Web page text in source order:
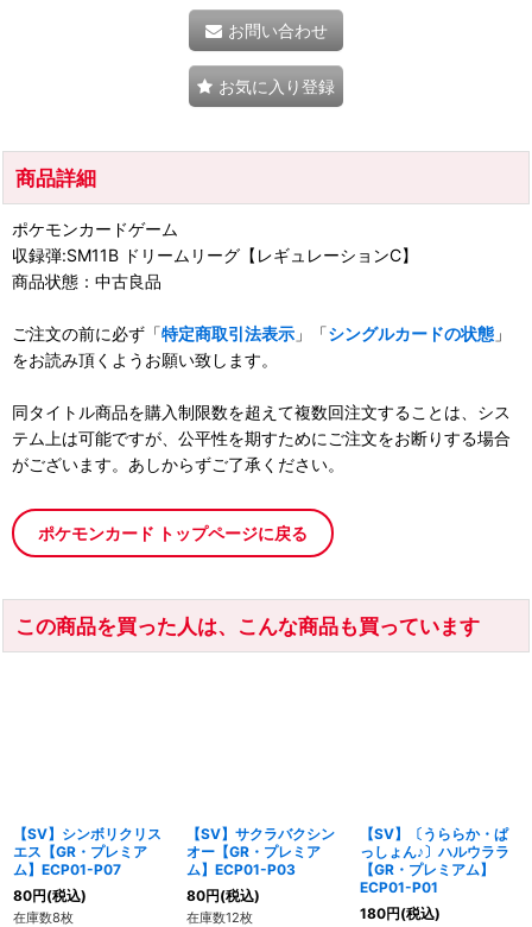
お問い合わせ
お気に入り登録
商品詳細
ポケモンカードゲーム
収録弾:SM11B ドリームリーグ【レギュレーションC】
商品状態：中古良品
ご注文の前に必ず「特定商取引法表示 」「シングルカードの状態 」
をお読み頂くようお願い致します。
同タイトル商品を購入制限数を超えて複数回注文することは、シス
テム上は可能ですが、公平性を期すためにご注文をお断りする場合
がございます。あしからずご了承ください。
ポケモンカード トップページに戻る
この商品を買った人は、こんな商品も買っています
【SV】シンボリクリス
エス【GR・プレミア
ム】ECP01-P07
80円(税込)
在庫数8枚
【SV】サクラバクシン
オー【GR・プレミア
ム】ECP01-P03
80円(税込)
在庫数12枚
【SV】〔うららか・ぱ
っしょん♪〕ハルウララ
【GR・プレミアム】
ECP01-P01
180円(税込)